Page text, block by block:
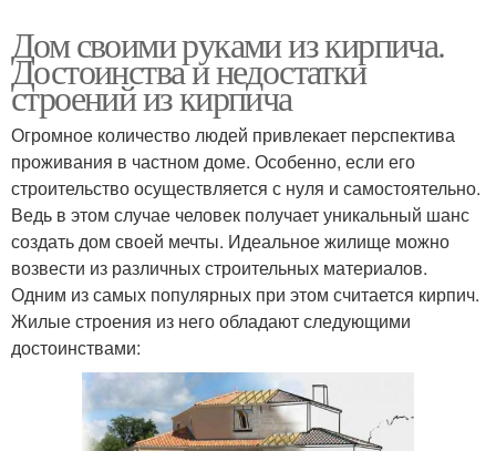
Дом своими руками из кирпича.
Достоинства и недостатки
строений из кирпича
Огромное количество людей привлекает перспектива
проживания в частном доме. Особенно, если его
строительство осуществляется с нуля и самостоятельно.
Ведь в этом случае человек получает уникальный шанс
создать дом своей мечты. Идеальное жилище можно
возвести из различных строительных материалов.
Одним из самых популярных при этом считается кирпич.
Жилые строения из него обладают следующими
достоинствами: